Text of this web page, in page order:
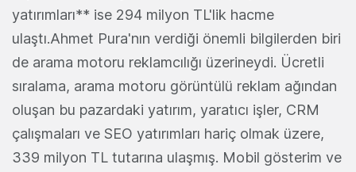
yatırımları** ise 294 milyon TL'lik hacme
ulaştı.Ahmet Pura'nın verdiği önemli bilgilerden biri
de arama motoru reklamcılığı üzerineydi. Ücretli
sıralama, arama motoru görüntülü reklam ağından
oluşan bu pazardaki yatırım, yaratıcı işler, CRM
çalışmaları ve SEO yatırımları hariç olmak üzere,
339 milyon TL tutarına ulaşmış. Mobil gösterim ve